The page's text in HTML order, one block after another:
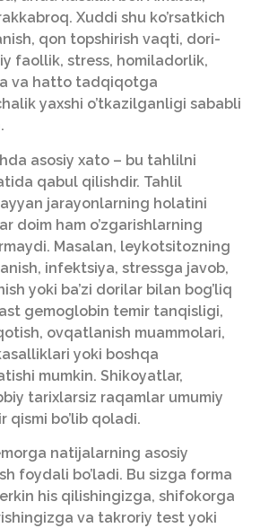
Xuddi shu ko’rsatkich
qon topshirish vaqti, dori-
faollik, stress, homiladorlik,
va hatto tadqiqotga
yaxshi o’tkazilganligi sababli
asosiy xato – bu tahlilni
qabul qilishdir. Tahlil
jarayonlarning holatini
doim ham o’zgarishlarning
Masalan, leykotsitozning
infektsiya, stressga javob,
yoki ba’zi dorilar bilan bog’liq
gemoglobin temir tanqisligi,
ovqatlanish muammolari,
yoki boshqa
mumkin. Shikoyatlar,
tarixlarsiz raqamlar umumiy
qismi bo’lib qoladi.
natijalarning asosiy
foydali bo’ladi. Bu sizga forma
his qilishingizga, shifokorga
va takroriy test yoki